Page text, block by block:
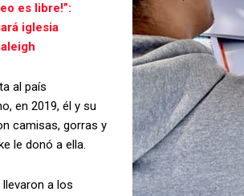
es libre!”:
iglesia
al país
en 2019, él y su
camisas, gorras y
le donó a ella.
a los